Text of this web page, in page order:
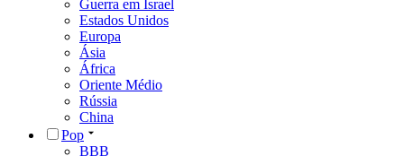
Guerra em Israel
Estados Unidos
Europa
Ásia
África
Oriente Médio
Rússia
China
Pop
BBB